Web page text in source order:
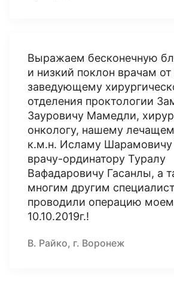
Выражаем бесконечную
и низкий поклон врачам от
заведующему
отделения проктологии
Зауровичу Мамедли,
онкологу, нашему
к.м.н. Исламу Шарамовичу
врачу-ординатору Туралу
Вафадаровичу Гасанлы, а
многим другим
проводили операцию
10.10.2019г.!
В. Райко, г. Воронеж